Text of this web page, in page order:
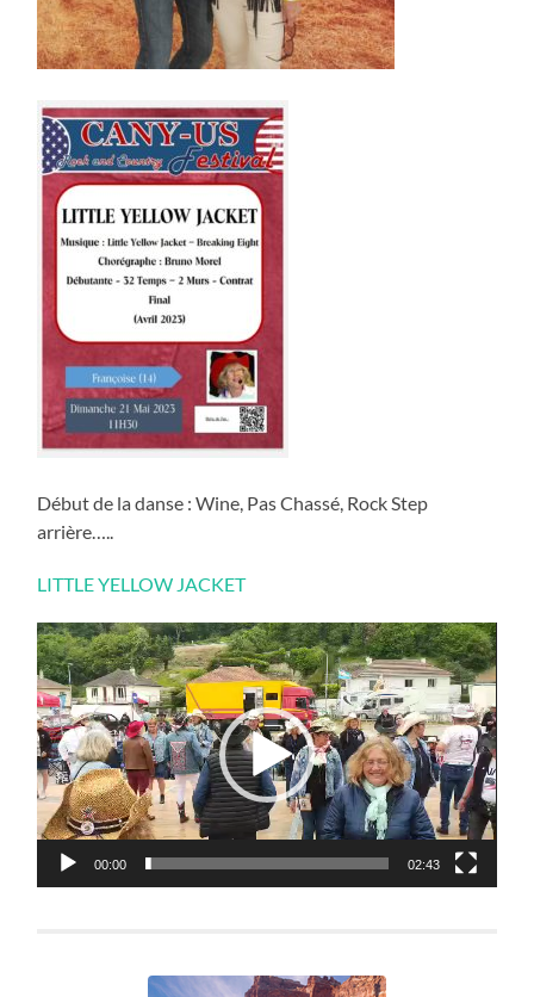
Début de la danse : Wine, Pas Chassé, Rock Step
arrière…..
LITTLE YELLOW JACKET
Lecteur
vidéo
00:00 02:43